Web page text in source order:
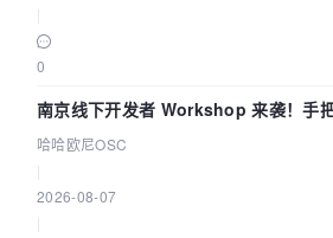
0
南京线下开发者 Workshop 来袭！手
智能 Agent 应用
哈哈欧尼OSC
2026-08-07